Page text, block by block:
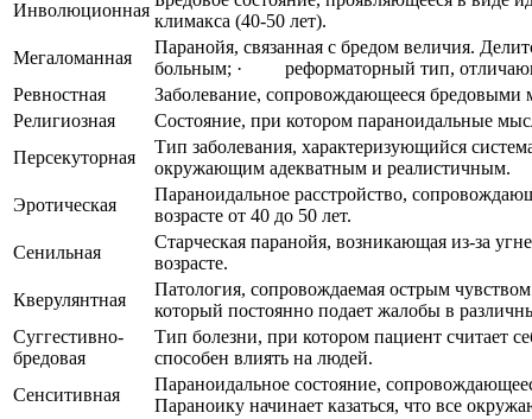
Инволюционная
климакса (40-50 лет).
Мегаломанная
Паранойя, связанная с бредом величия.
больным; · реформаторный тип,
Ревностная
Заболевание, сопровождающееся бредовыми
Религиозная
Состояние, при котором параноидальные
Персекуторная
Тип заболевания, характеризующийся
окружающим адекватным и реалистичным.
Эротическая
Параноидальное расстройство,
возрасте от 40 до 50 лет.
Сенильная
Старческая паранойя, возникающая из-за
возрасте.
Кверулянтная
Патология, сопровождаемая острым
который постоянно подает жалобы в
Суггестивно-
бредовая
Тип болезни, при котором пациент считает
способен влиять на людей.
Сенситивная
Параноидальное состояние,
Параноику начинает казаться, что все